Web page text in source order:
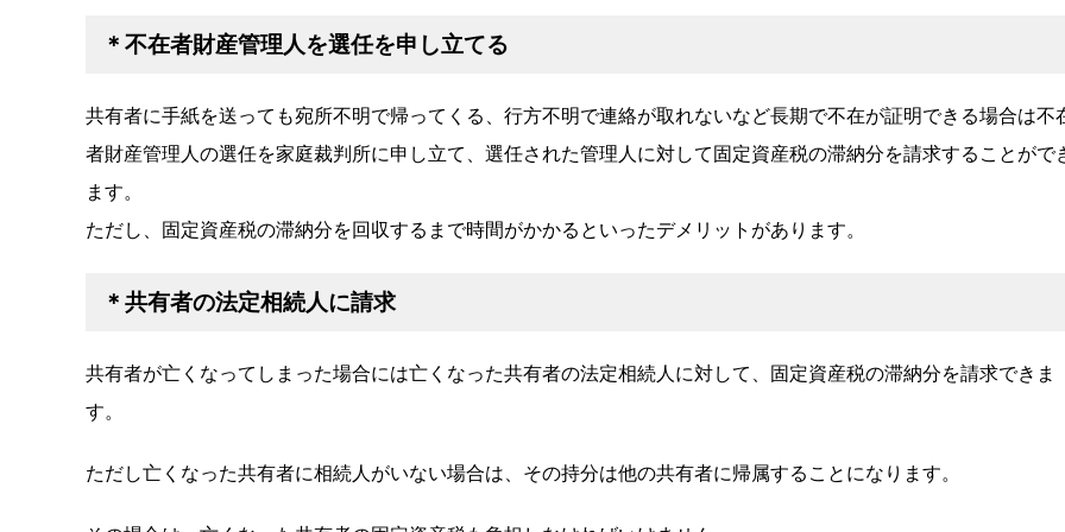
＊不在者財産管理人を選任を申し立てる
共有者に手紙を送っても宛所不明で帰ってくる、行方不明で連絡が取れないなど長期で不在が証明できる場合は不
者財産管理人の選任を家庭裁判所に申し立て、選任された管理人に対して固定資産税の滞納分を請求することがで
ます。
ただし、固定資産税の滞納分を回収するまで時間がかかるといったデメリットがあります。
＊共有者の法定相続人に請求
共有者が亡くなってしまった場合には亡くなった共有者の法定相続人に対して、固定資産税の滞納分を請求できま
す。
ただし亡くなった共有者に相続人がいない場合は、その持分は他の共有者に帰属することになります。